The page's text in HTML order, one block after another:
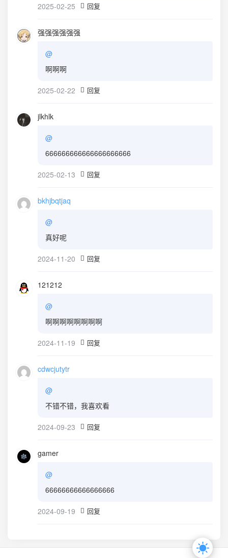
2025-02-25 回复
强强强强强强
@
啊啊啊
2025-02-22 回复
jlkhlk
@
666666666666666666666
2025-02-13 回复
bkhjbqtjaq
@
真好呢
2024-11-20 回复
121212
@
啊啊啊啊啊啊啊啊
2024-11-19 回复
cdwcjutytr
@
不错不错，我喜欢看
2024-09-23 回复
gamer
@
66666666666666666
2024-09-19 回复